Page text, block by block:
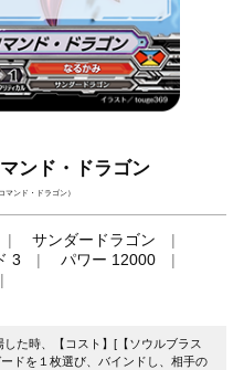
ンド・ドラゴン
マンド・ドラゴン）
サンダードラゴン
3
パワー 12000
た時、【コスト】[【ソウルブラス
ドを１枚選び、バインドし、相手の